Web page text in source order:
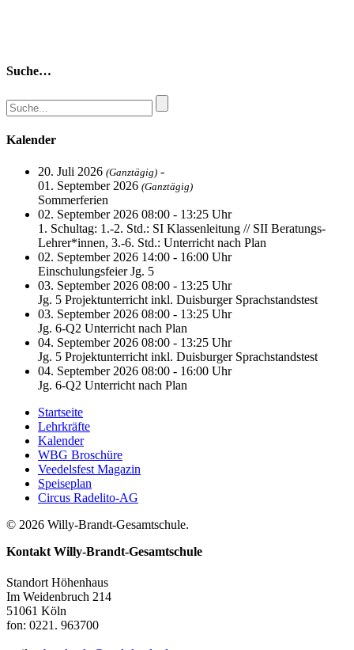
Suche…
Kalender
20. Juli 2026 (Ganztägig) -
01. September 2026 (Ganztägig)
Sommerferien
02. September 2026 08:00 - 13:25 Uhr
1. Schultag: 1.-2. Std.: SI Klassenleitung // SII Beratungs-
Lehrer*innen, 3.-6. Std.: Unterricht nach Plan
02. September 2026 14:00 - 16:00 Uhr
Einschulungsfeier Jg. 5
03. September 2026 08:00 - 13:25 Uhr
Jg. 5 Projektunterricht inkl. Duisburger Sprachstandstest
03. September 2026 08:00 - 13:25 Uhr
Jg. 6-Q2 Unterricht nach Plan
04. September 2026 08:00 - 13:25 Uhr
Jg. 5 Projektunterricht inkl. Duisburger Sprachstandstest
04. September 2026 08:00 - 16:00 Uhr
Jg. 6-Q2 Unterricht nach Plan
Startseite
Lehrkräfte
Kalender
WBG Broschüre
Veedelsfest Magazin
Speiseplan
Circus Radelito-AG
© 2026 Willy-Brandt-Gesamtschule.
Kontakt Willy-Brandt-Gesamtschule
Standort Höhenhaus
Im Weidenbruch 214
51061 Köln
fon: 0221. 963700